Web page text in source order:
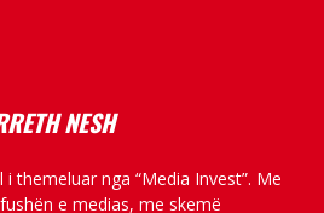
NESH
themeluar nga “Media Invest”. Me
e medias, me skemë